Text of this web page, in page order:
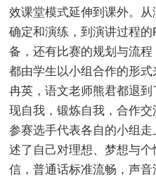
效课堂模式延伸到课外。
确定和演练，到演讲过程
备，还有比赛的规划与流
都由学生以小组合作的形式
冉英，语文老师熊君都退
现自我，锻炼自我，合作
参赛选手代表各自的小组
述了自己对理想、梦想与
信，普通话标准流畅，声音